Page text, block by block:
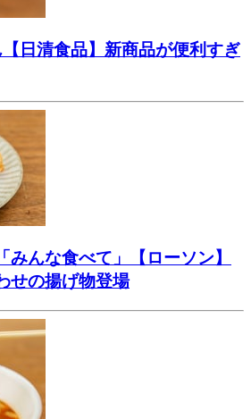
日清食品】新商品が便利すぎ
みんな食べて」【ローソン】
せの揚げ物登場